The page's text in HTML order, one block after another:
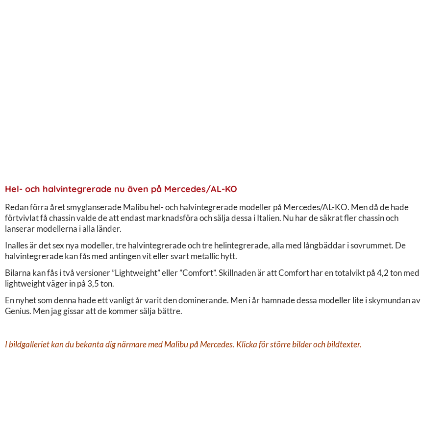
Hel- och halvintegrerade nu även på Mercedes/AL-KO
Redan förra året smyglanserade Malibu hel- och halvintegrerade modeller på Mercedes/AL-KO. Men då de hade
förtvivlat få chassin valde de att endast marknadsföra och sälja dessa i Italien. Nu har de säkrat fler chassin och
lanserar modellerna i alla länder.
Inalles är det sex nya modeller, tre halvintegrerade och tre helintegrerade, alla med långbäddar i sovrummet. De
halvintegrerade kan fås med antingen vit eller svart metallic hytt.
Bilarna kan fås i två versioner ”Lightweight” eller ”Comfort”. Skillnaden är att Comfort har en totalvikt på 4,2 ton med
lightweight väger in på 3,5 ton.
En nyhet som denna hade ett vanligt år varit den dominerande. Men i år hamnade dessa modeller lite i skymundan av
Genius. Men jag gissar att de kommer sälja bättre.
I bildgalleriet kan du bekanta dig närmare med Malibu på Mercedes. Klicka för större bilder och bildtexter.